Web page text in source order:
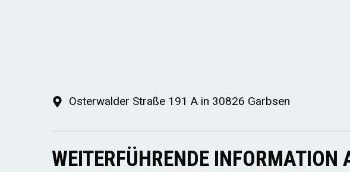
Osterwalder Straße 191 A in 30826 Garbsen
WEITERFÜHRENDE INFORMATION